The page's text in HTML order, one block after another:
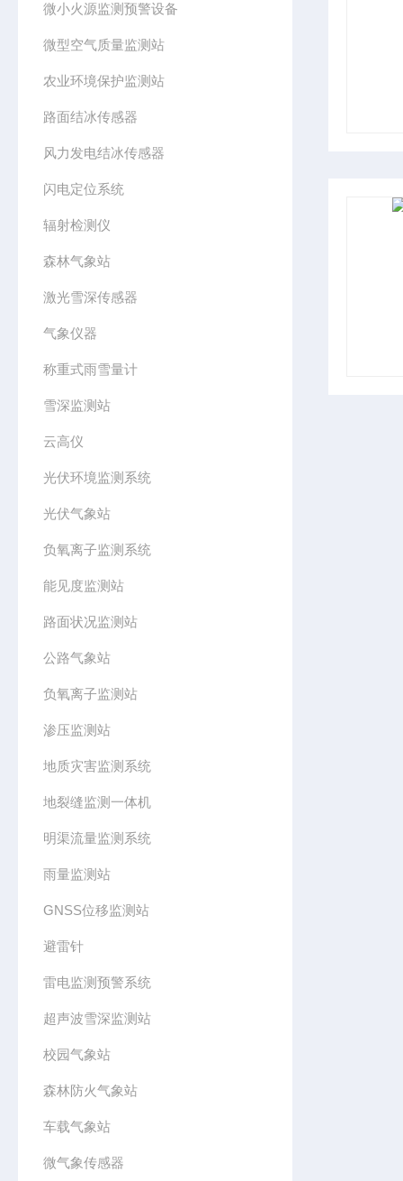
微小火源监测预警设备
微型空气质量监测站
农业环境保护监测站
路面结冰传感器
风力发电结冰传感器
闪电定位系统
辐射检测仪
森林气象站
激光雪深传感器
气象仪器
称重式雨雪量计
雪深监测站
云高仪
光伏环境监测系统
光伏气象站
负氧离子监测系统
能见度监测站
路面状况监测站
公路气象站
负氧离子监测站
渗压监测站
地质灾害监测系统
地裂缝监测一体机
明渠流量监测系统
雨量监测站
GNSS位移监测站
避雷针
雷电监测预警系统
超声波雪深监测站
校园气象站
森林防火气象站
车载气象站
微气象传感器